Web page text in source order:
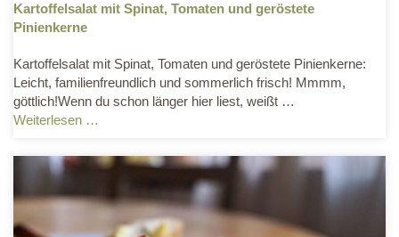
Kartoffelsalat mit Spinat, Tomaten und geröstete
Pinienkerne
Kartoffelsalat mit Spinat, Tomaten und geröstete Pinienkerne:
Leicht, familienfreundlich und sommerlich frisch! Mmmm,
göttlich!Wenn du schon länger hier liest, weißt …
Weiterlesen …